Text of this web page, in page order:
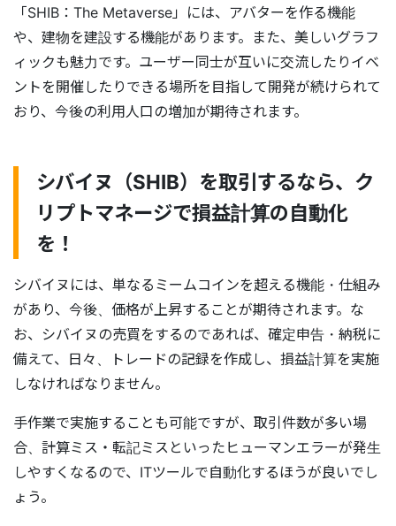
「SHIB：The Metaverse」には、アバターを作る機能
や、建物を建設する機能があります。また、美しいグラフ
ィックも魅力です。ユーザー同士が互いに交流したりイベ
ントを開催したりできる場所を目指して開発が続けられて
おり、今後の利用人口の増加が期待されます。
シバイヌ（SHIB）を取引するなら、ク
リプトマネージで損益計算の自動化
を！
シバイヌには、単なるミームコインを超える機能・仕組み
があり、今後、価格が上昇することが期待されます。な
お、シバイヌの売買をするのであれば、確定申告・納税に
備えて、日々、トレードの記録を作成し、損益計算を実施
しなければなりません。
手作業で実施することも可能ですが、取引件数が多い場
合、計算ミス・転記ミスといったヒューマンエラーが発生
しやすくなるので、ITツールで自動化するほうが良いでし
ょう。